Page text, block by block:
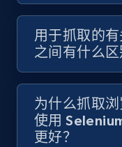
用于抓取的
之间有什么区
为什么抓取
使用
更好？